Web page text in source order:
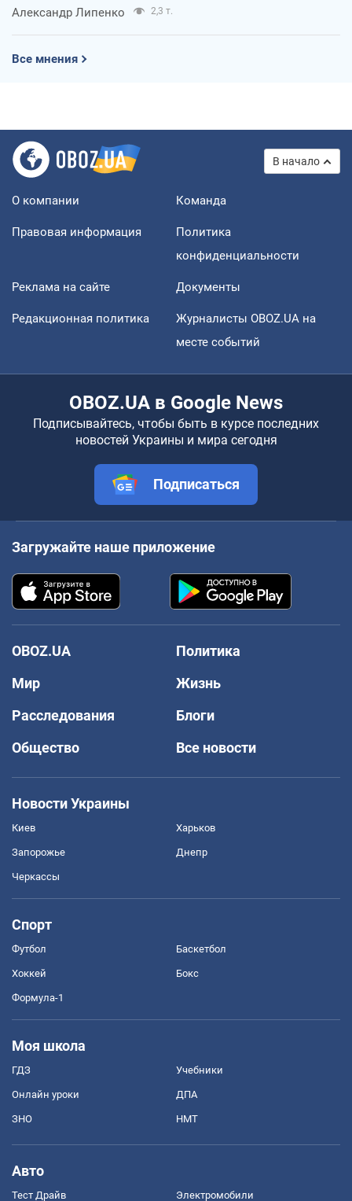
Александр Липенко 2,3 т.
Все мнения
В начало
О компании Команда
Правовая информация
Политика
конфиденциальности
Реклама на сайте Документы
Редакционная политика
Журналисты OBOZ.UA на
месте событий
OBOZ.UA в Google News
Подписывайтесь, чтобы быть в курсе последних
новостей Украины и мира сегодня
Подписаться
Загружайте наше приложение
OBOZ.UA
Политика
Мир
Жизнь
Расследования
Блоги
Общество
Все новости
Новости Украины
Киев Харьков
Запорожье Днепр
Черкассы
Спорт
Футбол Баскетбол
Хоккей Бокс
Формула-1
Моя школа
ГДЗ Учебники
Онлайн уроки ДПА
ЗНО НМТ
Авто
Тест Драйв Электромобили